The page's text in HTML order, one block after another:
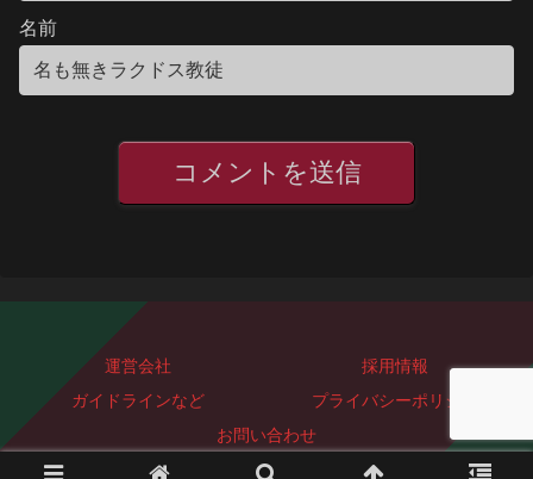
名前
運営会社
採用情報
ガイドラインなど
プライバシーポリシー
お問い合わせ